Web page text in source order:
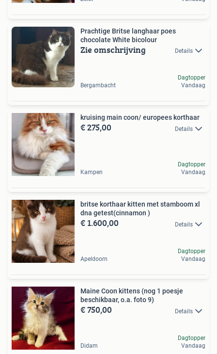
Prachtige Britse langhaar poes
chocolate White bicolour
Zie omschrijving Details
Bergambacht
Dagtopper
Vandaag
kruising main coon/ europees korthaar
€ 275,00 Details
Kampen
Dagtopper
Vandaag
britse korthaar kitten met stamboom xl
dna getest(cinnamon )
€ 1.600,00 Details
Apeldoorn
Dagtopper
Vandaag
Maine Coon kittens (nog 1 poesje
beschikbaar, o.a. foto 9)
€ 750,00 Details
Didam
Dagtopper
Vandaag